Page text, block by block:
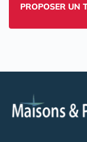
PROPOSER UN